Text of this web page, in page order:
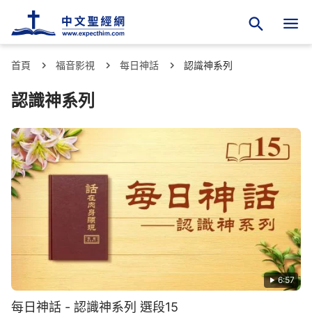
首頁 福音影視 每日神話 認識神系列
認識神系列
6:57
每日神話 - 認識神系列 選段15